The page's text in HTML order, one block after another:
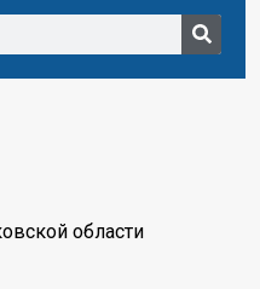
области